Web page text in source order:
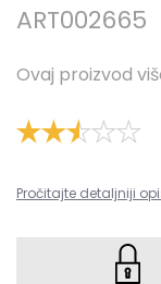
ART002665
Ovaj proizvod
Pročitajte detaljniji